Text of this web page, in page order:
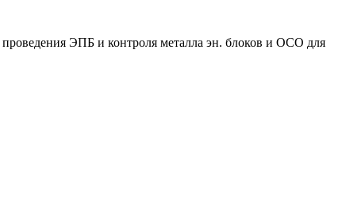
ЭПБ и контроля металла эн. блоков и ОСО для